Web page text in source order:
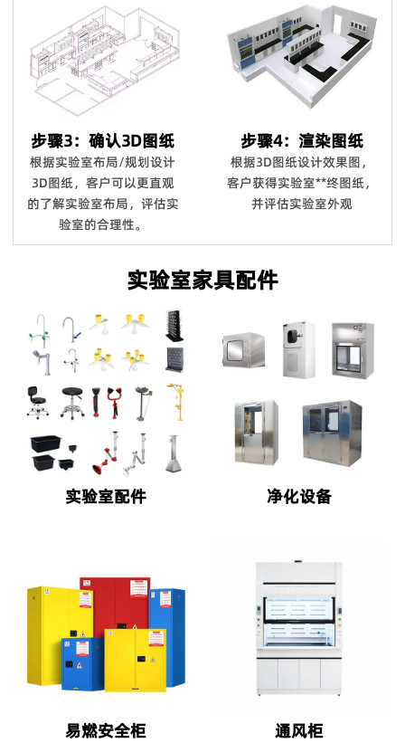
步骤3：确认3D图纸
根据实验室布局/规划设计
3D图纸，客户可以更直观
的了解实验室布局，评估实
验室的合理性。
步骤4：渲染图纸
根据3D图纸设计效果图，
客户获得实验室**终图纸，
并评估实验室外观
是的，我们对**产品提供 100% 满意保证。我们可以提供 5 年
的保证。
Q10：您可以进行定制吗？
我们拥有强大的开发工具来映射自定义功能。
实验室家具配件
实验室配件 净化设备
易燃安全柜 通风柜